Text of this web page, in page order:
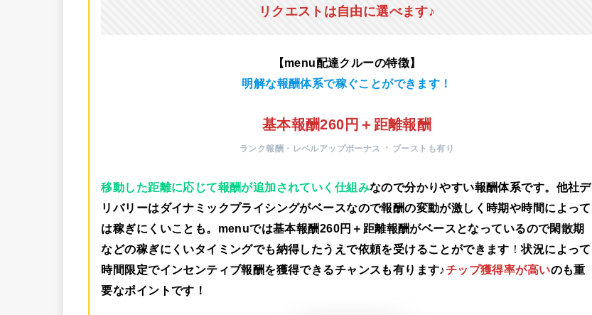
リクエストは自由に選べます♪
【menu配達クルーの特徴】
明解な報酬体系で稼ぐことができます！
基本報酬260円＋距離報酬
ランク報酬・レベルアップボーナス ・ ブーストも有り
移動した距離に応じて報酬が追加されていく仕組みなので分かりやすい報酬体系です。他社デ
リバリーはダイナミックプライシングがベースなので報酬の変動が激しく時期や時間によって
は稼ぎにくいことも。menuでは基本報酬260円＋距離報酬がベース となっているので閑散期
などの稼ぎにくいタイミングでも納得したうえで依頼を受けることができます ！状況によって
時間限定でインセンティブ報酬を獲得できるチャンスも有ります♪チップ獲得率が高いのも重
要なポイントです！